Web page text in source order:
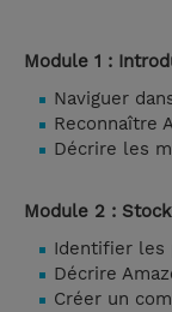
Module 1 :
Naviguer
Reconnaître
Décrire les
Module 2 :
Identifier les
Décrire
Créer un